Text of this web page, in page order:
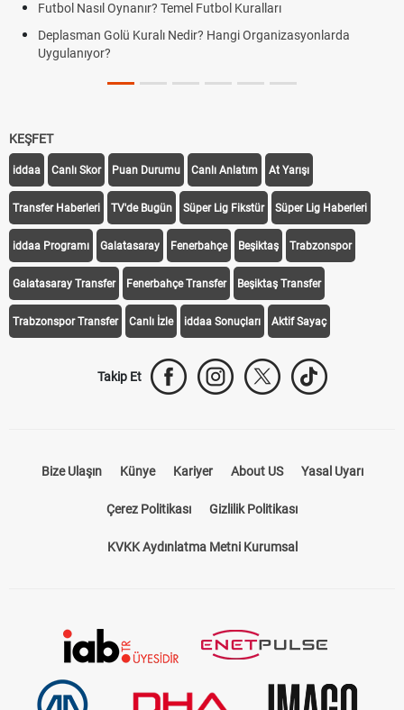
Futbol Nasıl Oynanır? Temel Futbol Kuralları
Deplasman Golü Kuralı Nedir? Hangi Organizasyonlarda
Uygulanıyor?
KEŞFET
iddaa Canlı Skor Puan Durumu Canlı Anlatım At Yarışı
Transfer Haberleri TV'de Bugün Süper Lig Fikstür Süper Lig Haberleri
iddaa Programı Galatasaray Fenerbahçe Beşiktaş Trabzonspor
Galatasaray Transfer Fenerbahçe Transfer Beşiktaş Transfer
Trabzonspor Transfer Canlı İzle iddaa Sonuçları Aktif Sayaç
Takip Et
Bize Ulaşın Künye Kariyer About US Yasal Uyarı
Çerez Politikası Gizlilik Politikası
KVKK Aydınlatma Metni Kurumsal